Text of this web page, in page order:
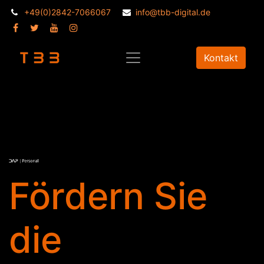
+49(0)2842-7066067 info@tbb-digital.de
Kontakt
Fördern Sie
die